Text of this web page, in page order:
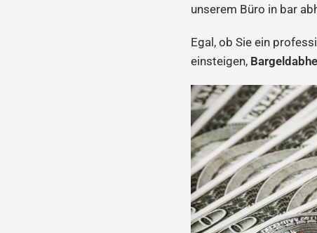
unserem Büro in bar
Egal, ob Sie ein
einsteigen,